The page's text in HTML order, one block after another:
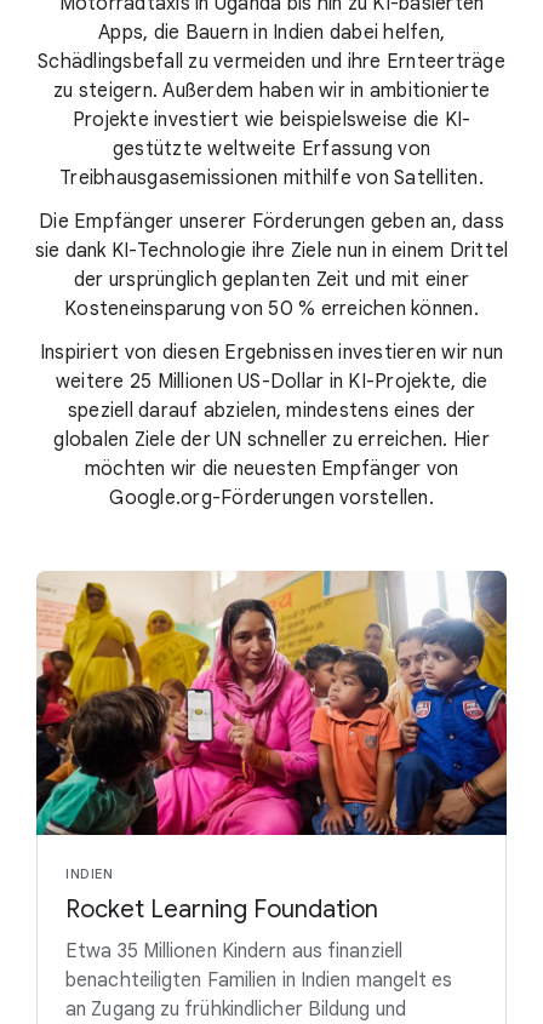
Apps, die Bauern in Indien dabei helfen,
Schädlingsbefall zu vermeiden und ihre Ernteerträge
zu steigern. Außerdem haben wir in ambitionierte
Projekte investiert wie beispielsweise die KI-
gestützte weltweite Erfassung von
Treibhausgasemissionen mithilfe von Satelliten.
Die Empfänger unserer Förderungen geben an, dass
sie dank KI-Technologie ihre Ziele nun in einem Drittel
der ursprünglich geplanten Zeit und mit einer
Kosteneinsparung von 50 % erreichen können.
Inspiriert von diesen Ergebnissen investieren wir nun
weitere 25 Millionen US-Dollar in KI-Projekte, die
speziell darauf abzielen, mindestens eines der
globalen Ziele der UN schneller zu erreichen. Hier
möchten wir die neuesten Empfänger von
Google.org-Förderungen vorstellen.
INDIEN
Rocket Learning Foundation
Etwa 35 Millionen Kindern aus finanziell
benachteiligten Familien in Indien mangelt es
an Zugang zu frühkindlicher Bildung und